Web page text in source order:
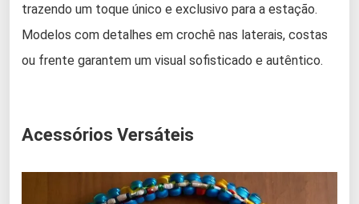
trazendo um toque único e exclusivo para a estação.
Modelos com detalhes em crochê nas laterais, costas
ou frente garantem um visual sofisticado e autêntico.
Acessórios Versáteis